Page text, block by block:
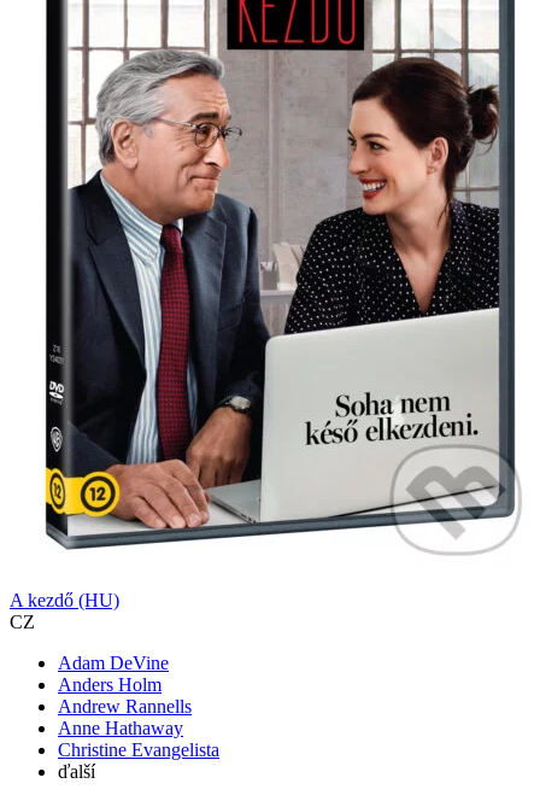
A kezdő (HU)
CZ
Adam DeVine
Anders Holm
Andrew Rannells
Anne Hathaway
Christine Evangelista
ďalší